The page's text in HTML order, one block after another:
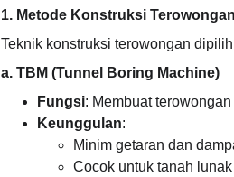
1. Metode Konstruksi Terowongan
Teknik konstruksi terowongan
a. TBM (Tunnel Boring Machine)
Fungsi: Membuat
Keunggulan:
Minim getaran dan
Cocok untuk tanah